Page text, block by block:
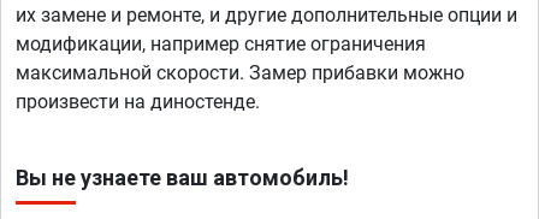
их замене и ремонте, и другие дополнительные опции и
модификации, например снятие ограничения
максимальной скорости. Замер прибавки можно
произвести на диностенде.
Вы не узнаете ваш автомобиль!